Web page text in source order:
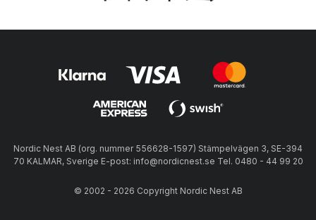
Nordic Nest AB (org. nummer 556628-1597) Stämpelvägen 3, SE-394
70 KALMAR, Sverige E-post: info@nordicnest.se Tel. 0480 - 44 99 20
© 2002 - 2026 Copyright Nordic Nest AB